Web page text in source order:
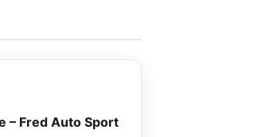
– Fred Auto Sport